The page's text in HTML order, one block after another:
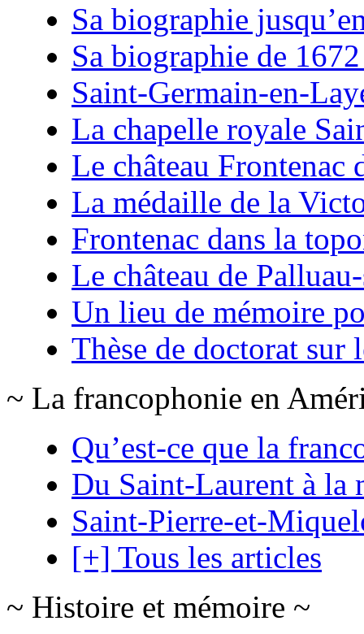
Sa biographie
Sa biographie de
Saint-Germain-en-
La chapelle royale
Le château Frontenac
La médaille de la
Frontenac dans la
Le château de
Un lieu de mémoire
Thèse de doctorat sur
~ La francophonie en
Qu’est-ce que la
Du Saint-Laurent à la
Saint-Pierre-et-
[+] Tous les articles
~ Histoire et mémoire ~